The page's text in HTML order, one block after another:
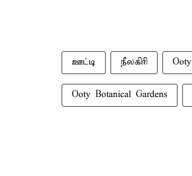
ஊட்டி நீலகிரி Ooty
Ooty Botanical Gardens